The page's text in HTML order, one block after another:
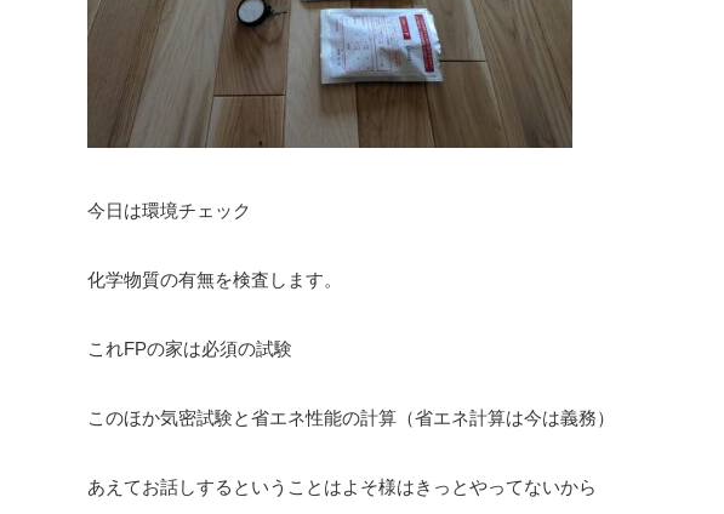
今日は環境チェック
化学物質の有無を検査します。
これFPの家は必須の試験
このほか気密試験と省エネ性能の計算（省エネ計算は今は義務）
あえてお話しするということはよそ様はきっとやってないから